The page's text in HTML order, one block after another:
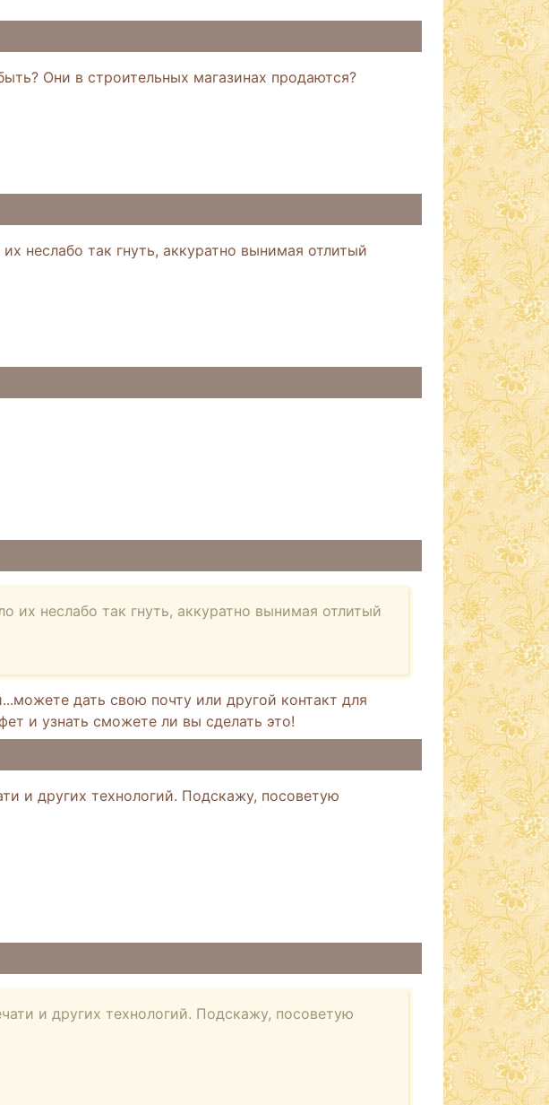
Они в строительных магазинах продаются?
неслабо так гнуть, аккуратно вынимая отлитый
их неслабо так гнуть, аккуратно вынимая отлитый
дать свою почту или другой контакт для
и узнать сможете ли вы сделать это!
и других технологий. Подскажу, посоветую
и других технологий. Подскажу, посоветую